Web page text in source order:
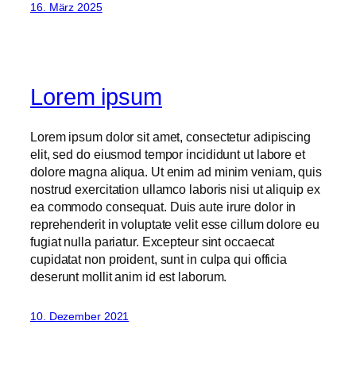
16. März 2025
Lorem ipsum
Lorem ipsum dolor sit amet, consectetur adipiscing
elit, sed do eiusmod tempor incididunt ut labore et
dolore magna aliqua. Ut enim ad minim veniam, quis
nostrud exercitation ullamco laboris nisi ut aliquip ex
ea commodo consequat. Duis aute irure dolor in
reprehenderit in voluptate velit esse cillum dolore eu
fugiat nulla pariatur. Excepteur sint occaecat
cupidatat non proident, sunt in culpa qui officia
deserunt mollit anim id est laborum.
10. Dezember 2021